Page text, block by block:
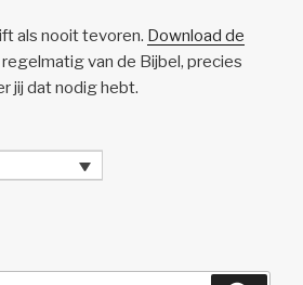
als nooit tevoren. Download de
van de Bijbel, precies
jij dat nodig hebt.